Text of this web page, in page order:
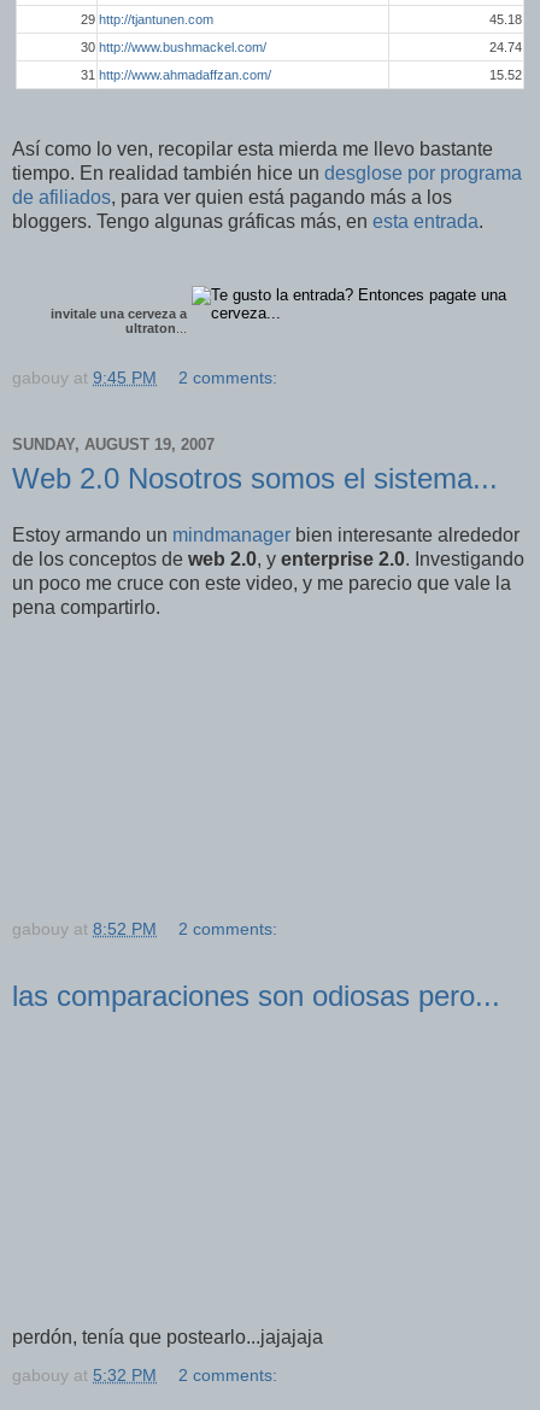
29 http://tjantunen.com
45.18
30 http://www.bushmackel.com/
24.74
31 http://www.ahmadaffzan.com/ 15.52
Así como lo ven, recopilar esta mierda me llevo bastante
tiempo. En realidad también hice un desglose por programa
de afiliados, para ver quien está pagando más a los
bloggers. Tengo algunas gráficas más, en esta entrada.
invitale una cerveza a
ultraton
gabouy at 9:45 PM 2 comments:
SUNDAY, AUGUST 19, 2007
Web 2.0 Nosotros somos el sistema...
Estoy armando un mindmanager bien interesante alrededor
de los conceptos de web 2.0, y enterprise 2.0. Investigando
un poco me cruce con este video, y me parecio que vale la
pena compartirlo.
gabouy at 8:52 PM 2 comments:
las comparaciones son odiosas pero...
perdón, tenía que postearlo...jajajaja
gabouy at 5:32 PM 2 comments: